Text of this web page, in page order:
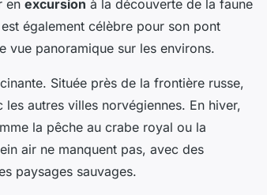
en excursion à la découverte de la faune
également célèbre pour son pont
vue panoramique sur les environs.
Située près de la frontière russe,
autres villes norvégiennes. En hiver,
la pêche au crabe royal ou la
air ne manquent pas, avec des
paysages sauvages.